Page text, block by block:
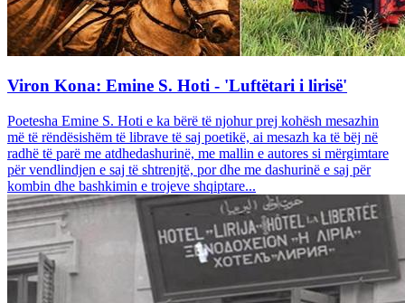
Viron Kona: Emine S. Hoti - 'Luftëtari i lirisë'
Poetesha Emine S. Hoti e ka bërë të njohur prej kohësh mesazhin
më të rëndësishëm të librave të saj poetikë, ai mesazh ka të bëj në
radhë të parë me atdhedashurinë, me mallin e autores si mërgimtare
për vendlindjen e saj të shtrenjtë, por dhe me dashurinë e saj për
kombin dhe bashkimin e trojeve shqiptare...